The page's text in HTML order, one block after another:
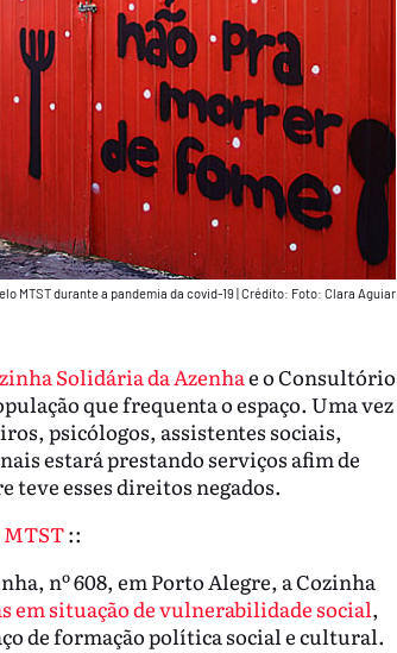
MTST durante a pandemia da covid-19|Crédito: Foto: Clara Aguiar
Solidária da Azenhae o Consultório
que frequenta o espaço. Uma vez
psicólogos, assistentes sociais,
estará prestando serviços afim de
teve esses direitos negados.
MTST::
nº 608, em Porto Alegre, a Cozinha
em situação de vulnerabilidade social,
de formação política social e cultural.